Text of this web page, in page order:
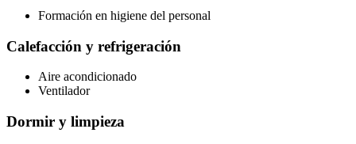
Formación en higiene del personal
Calefacción y refrigeración
Aire acondicionado
Ventilador
Dormir y limpieza